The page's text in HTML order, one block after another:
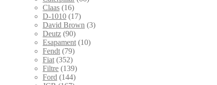
Claas (16)
D-1010 (17)
David Brown (3)
Deutz (90)
Esapament (10)
Fendt (79)
Fiat (352)
Filtre (139)
Ford (144)